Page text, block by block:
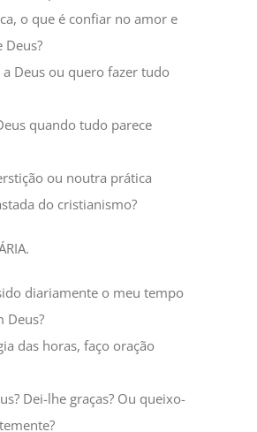
o que é confiar no amor e
Deus?
Deus ou quero fazer tudo
quando tudo parece
ou noutra prática
do cristianismo?
diariamente o meu tempo
Deus?
das horas, faço oração
Dei-lhe graças? Ou queixo-